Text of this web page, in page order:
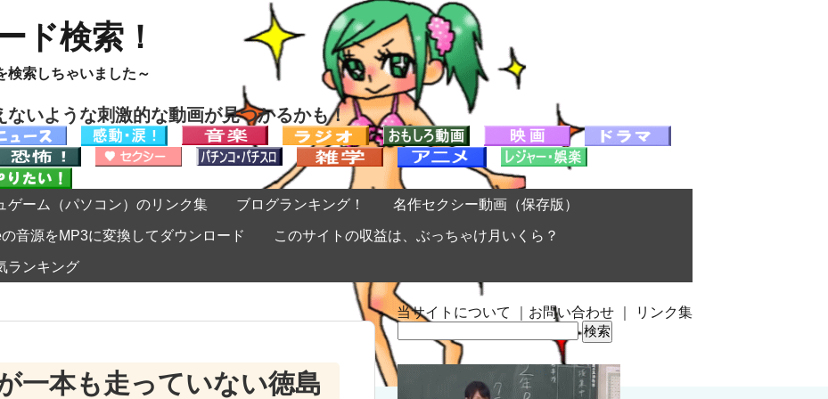
ド検索！
検索しちゃいました～
ないような刺激的な動画が見つかるかも！
ゲーム（パソコン）のリンク集 ブログランキング！ 名作セクシー動画（保存版）
音源をMP3に変換してダウンロード このサイトの収益は、ぶっちゃけ月いくら？
ランキング
当サイトについて お問い合わせ リンク集
一本も走っていない徳島
検
索: